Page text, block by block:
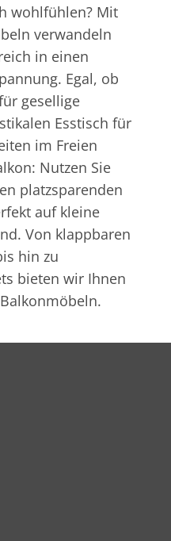
wohlfühlen? Mit
verwandeln
in einen
Egal, ob
gesellige
Esstisch für
im Freien
Nutzen Sie
platzsparenden
auf kleine
Von klappbaren
hin zu
bieten wir Ihnen